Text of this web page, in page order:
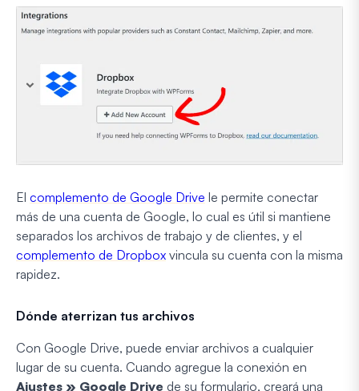
El complemento de Google Drive le permite conectar
más de una cuenta de Google, lo cual es útil si mantiene
separados los archivos de trabajo y de clientes, y el
complemento de Dropbox vincula su cuenta con la misma
rapidez.
Dónde aterrizan tus archivos
Con Google Drive, puede enviar archivos a cualquier
lugar de su cuenta. Cuando agregue la conexión en
Ajustes » Google Drive de su formulario, creará una